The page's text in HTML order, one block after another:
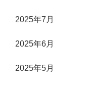
2025年7月
2025年6月
2025年5月